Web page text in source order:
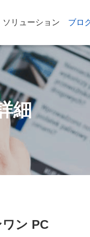
ソリューション ブロ
細
ン PC